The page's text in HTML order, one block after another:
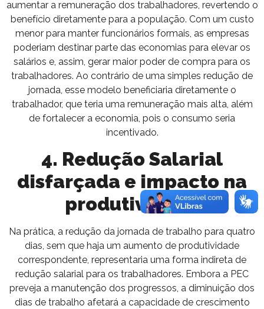
aumentar a remuneração dos trabalhadores, revertendo o
benefício diretamente para a população. Com um custo
menor para manter funcionários formais, as empresas
poderiam destinar parte das economias para elevar os
salários e, assim, gerar maior poder de compra para os
trabalhadores. Ao contrário de uma simples redução de
jornada, esse modelo beneficiaria diretamente o
trabalhador, que teria uma remuneração mais alta, além
de fortalecer a economia, pois o consumo seria
incentivado.
4. Redução Salarial
disfarçada e impacto na
produtividade
Na prática, a redução da jornada de trabalho para quatro
dias, sem que haja um aumento de produtividade
correspondente, representaria uma forma indireta de
redução salarial para os trabalhadores. Embora a PEC
preveja a manutenção dos progressos, a diminuição dos
dias de trabalho afetará a capacidade de crescimento